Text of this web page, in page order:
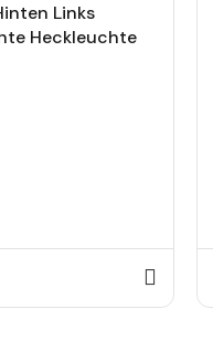
Links
Heckleuchte